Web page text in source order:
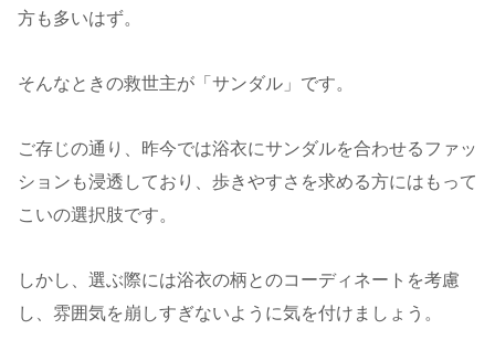
方も多いはず。
そんなときの救世主が「サンダル」です。
ご存じの通り、昨今では浴衣にサンダルを合わせるファッ
ションも浸透しており、歩きやすさを求める方にはもって
こいの選択肢です。
しかし、選ぶ際には浴衣の柄とのコーディネートを考慮
し、雰囲気を崩しすぎないように気を付けましょう。